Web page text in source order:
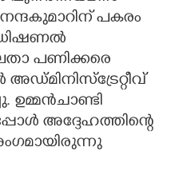
പകരം
പണിക്കരെ
ഉമ്മൻചാണ്ടി
അദ്ദേഹത്തിന്റെ